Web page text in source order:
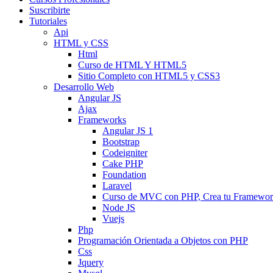
Suscribirte
Tutoriales
Api
HTML y CSS
Html
Curso de HTML Y HTML5
Sitio Completo con HTML5 y CSS3
Desarrollo Web
Angular JS
Ajax
Frameworks
Angular JS 1
Bootstrap
Codeigniter
Cake PHP
Foundation
Laravel
Curso de MVC con PHP, Crea tu
Node JS
Vuejs
Php
Programación Orientada a Objetos con PHP
Css
Jquery